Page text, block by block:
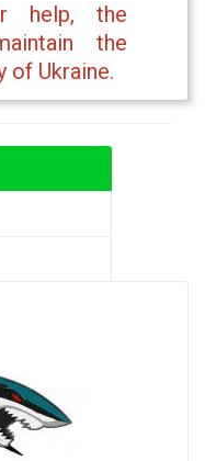
help, the
the
of Ukraine.